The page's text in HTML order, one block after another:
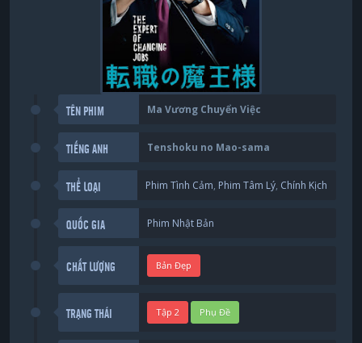
TÊN PHIM Ma Vương Chuyển Việc
TIẾNG ANH Tenshoku no Mao-sama
THỂ LOẠI Phim Tình Cảm, Phim Tâm Lý, Chính Kịch
QUỐC GIA Phim Nhật Bản
CHẤT LƯỢNG Bản Đẹp
TRẠNG THÁI Tập 2 Phụ Đề